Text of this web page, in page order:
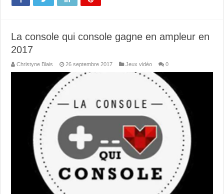
La console qui console gagne en ampleur en
2017
Christyne Blais 26 septembre 2017 Jeux vidéo 0